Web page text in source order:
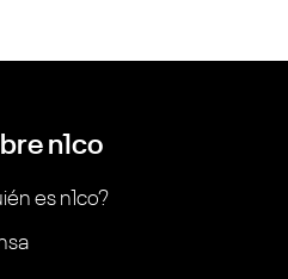
n1co
es n1co?